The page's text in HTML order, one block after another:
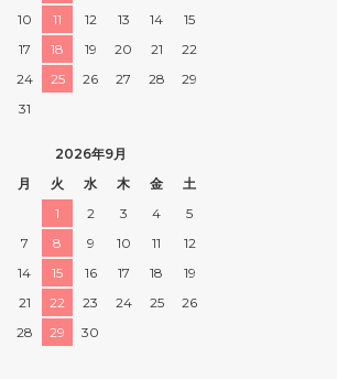
10 11 12 13 14
15
17 18 19 20 21
22
24 25 26 27 28
29
31
2026年9月
月 火 水 木 金
土
1
2 3 4
5
7 8 9 10 11
12
14 15 16 17 18
19
21 22 23 24 25
26
28 29 30